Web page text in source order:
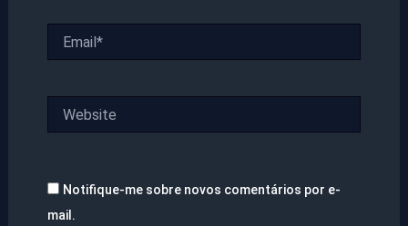
Notifique-me sobre novos comentários por e-
mail.